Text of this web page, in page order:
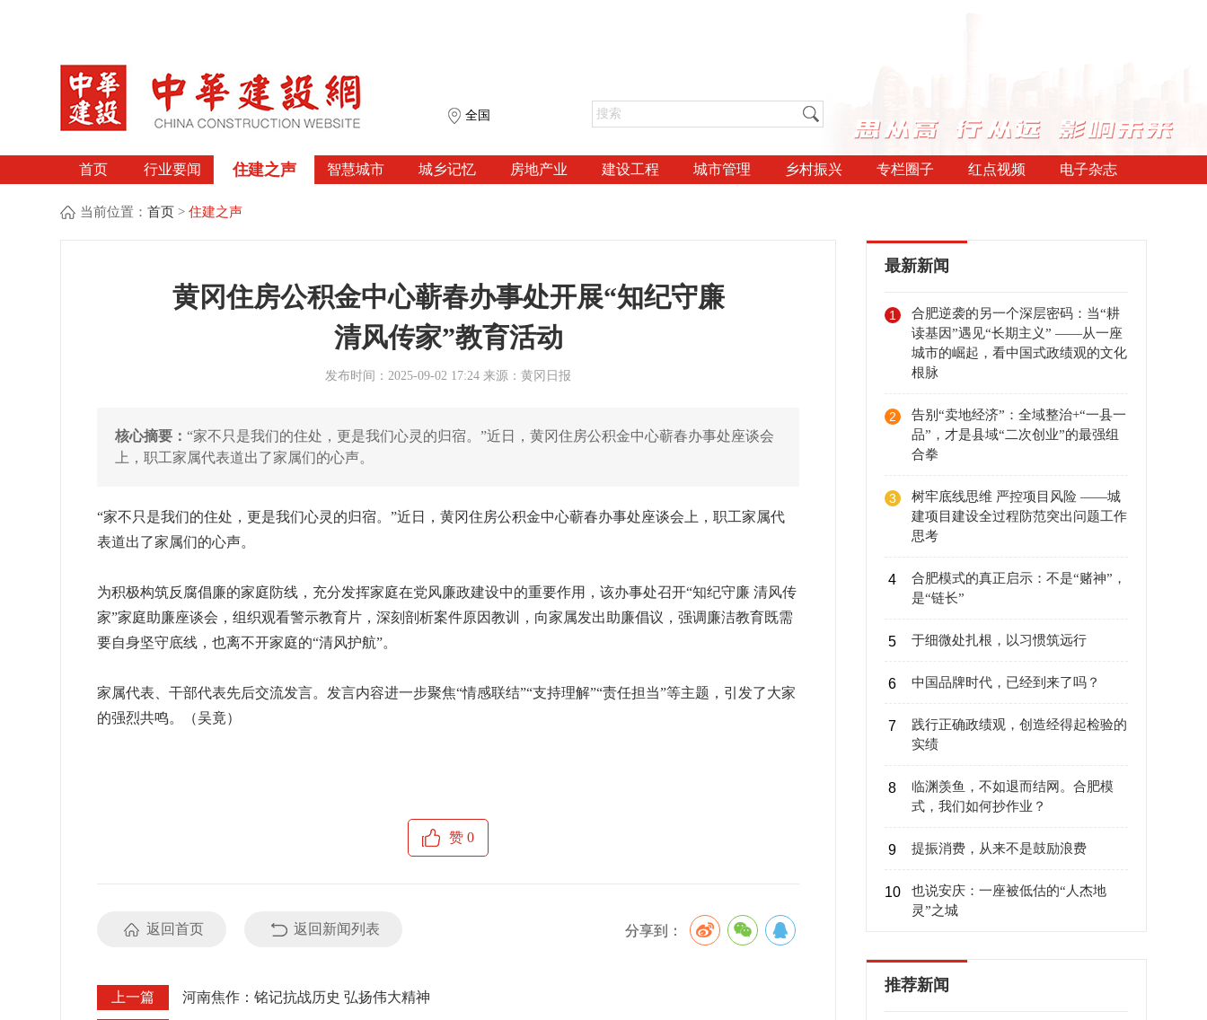
全国
首页 行业要闻 住建之声 智慧城市 城乡记忆 房地产业 建设工程 城市管理 乡村振兴 专栏圈子 红点视频 电子杂志
当前位置：首页 >住建之声
黄冈住房公积金中心蕲春办事处开展“知纪守廉
清风传家”教育活动
发布时间：2025-09-02 17:24 来源：黄冈日报
核心摘要：“家不只是我们的住处，更是我们心灵的归宿。”近日，黄冈住房公积金中心蕲春办事处座谈会
上，职工家属代表道出了家属们的心声。
“家不只是我们的住处，更是我们心灵的归宿。”近日，黄冈住房公积金中心蕲春办事处座谈会上，职工家属代
表道出了家属们的心声。
为积极构筑反腐倡廉的家庭防线，充分发挥家庭在党风廉政建设中的重要作用，该办事处召开“知纪守廉 清风传
家”家庭助廉座谈会，组织观看警示教育片，深刻剖析案件原因教训，向家属发出助廉倡议，强调廉洁教育既需
要自身坚守底线，也离不开家庭的“清风护航”。
家属代表、干部代表先后交流发言。发言内容进一步聚焦“情感联结”“支持理解”“责任担当”等主题，引发了大家
的强烈共鸣。（吴竟）
赞0
返回首页 返回新闻列表 分享到：
上一篇 河南焦作：铭记抗战历史 弘扬伟大精神
最新新闻
1
合肥逆袭的另一个深层密码：当“耕
读基因”遇见“长期主义” ——从一座
城市的崛起，看中国式政绩观的文化
根脉
2
告别“卖地经济”：全域整治+“一县一
品”，才是县域“二次创业”的最强组
合拳
3
树牢底线思维 严控项目风险 ——城
建项目建设全过程防范突出问题工作
思考
4
合肥模式的真正启示：不是“赌神”，
是“链长”
5 于细微处扎根，以习惯筑远行
6 中国品牌时代，已经到来了吗？
7
践行正确政绩观，创造经得起检验的
实绩
8
临渊羡鱼，不如退而结网。合肥模
式，我们如何抄作业？
9 提振消费，从来不是鼓励浪费
10
也说安庆：一座被低估的“人杰地
灵”之城
推荐新闻